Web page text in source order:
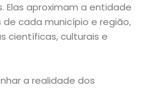
Elas aproximam a entidade
cada município e região,
científicas, culturais e
a realidade dos